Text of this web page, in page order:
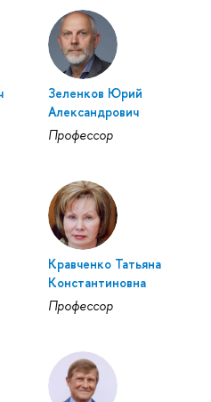
Зеленков Юрий
Александрович
Профессор
Кравченко Татьяна
Константиновна
Профессор